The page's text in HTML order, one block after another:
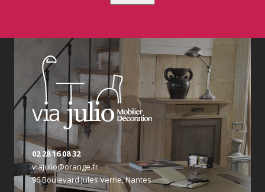
02 28 16 08 32
viajulio@orange.fr
96 Boulevard Jules Verne, Nantes